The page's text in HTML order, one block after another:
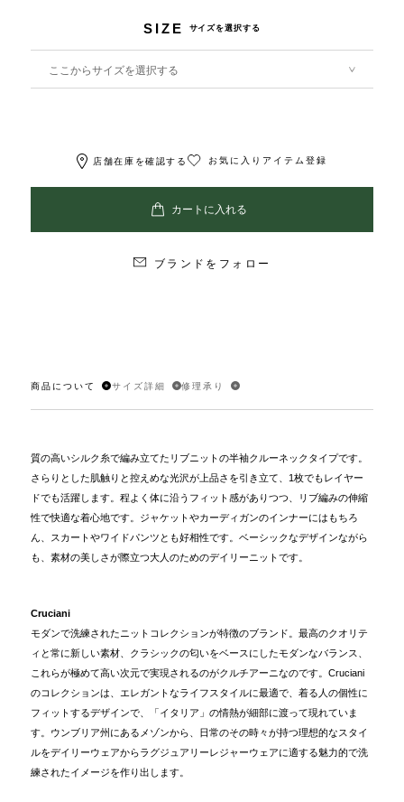
SIZE サイズを選択する
ここからサイズを選択する
店舗在庫を確認する お気に入りアイテム登録
ブランドをフォロー
商品について サイズ詳細 修理承り
質の高いシルク糸で編み立てたリブニットの半袖クルーネックタイプです。
さらりとした肌触りと控えめな光沢が上品さを引き立て、1枚でもレイヤー
ドでも活躍します。程よく体に沿うフィット感がありつつ、リブ編みの伸縮
性で快適な着心地です。ジャケットやカーディガンのインナーにはもちろ
ん、スカートやワイドパンツとも好相性です。ベーシックなデザインながら
も、素材の美しさが際立つ大人のためのデイリーニットです。
Cruciani
モダンで洗練されたニットコレクションが特徴のブランド。最高のクオリテ
ィと常に新しい素材、クラシックの匂いをベースにしたモダンなバランス、
これらが極めて高い次元で実現されるのがクルチアーニなのです。Cruciani
のコレクションは、エレガントなライフスタイルに最適で、着る人の個性に
フィットするデザインで、「イタリア」の情熱が細部に渡って現れていま
す。ウンブリア州にあるメゾンから、日常のその時々が持つ理想的なスタイ
ルをデイリーウェアからラグジュアリーレジャーウェアに適する魅力的で洗
練されたイメージを作り出します。